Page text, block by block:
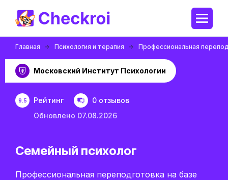
Главная Психология и терапия Профессиональная
Московский Институт Психологии
9.5 Рейтинг
0 отзывов
Обновлено 07.08.2026
Семейный психолог
Профессиональная переподготовка на базе